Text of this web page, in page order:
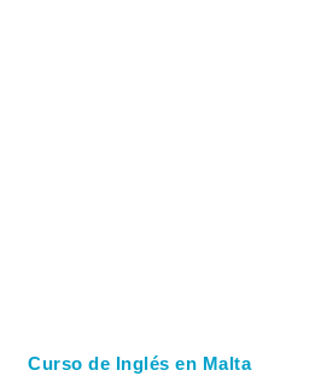
Curso de Inglés en Malta